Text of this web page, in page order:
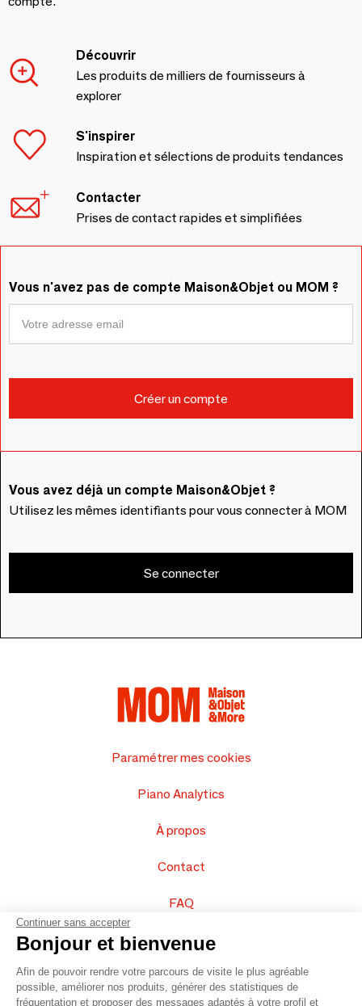
Découvrir
Les produits de milliers de fournisseurs à
explorer
S'inspirer
Inspiration et sélections de produits tendances
Contacter
Prises de contact rapides et simplifiées
Vous n'avez pas de compte Maison&Objet ou MOM ?
Vous avez déjà un compte Maison&Objet ?
Utilisez les mêmes identifiants pour vous connecter à MOM
Se connecter
Paramétrer mes cookies
Piano Analytics
À propos
Contact
FAQ
Vendez vos produits
Plan du site
Continuer sans accepter
Bonjour et bienvenue
Afin de pouvoir rendre votre parcours de visite le plus agréable
possible, améliorer nos produits, générer des statistiques de
fréquentation et proposer des messages adaptés à votre profil et